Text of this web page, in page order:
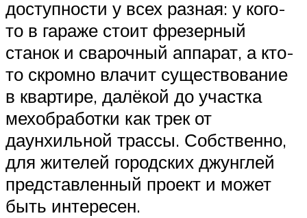
доступности у всех разная: у кого-
то в гараже стоит фрезерный
станок и сварочный аппарат, а кто-
то скромно влачит существование
в квартире, далёкой до участка
мехобработки как трек от
даунхильной трассы. Собственно,
для жителей городских джунглей
представленный проект и может
быть интересен.